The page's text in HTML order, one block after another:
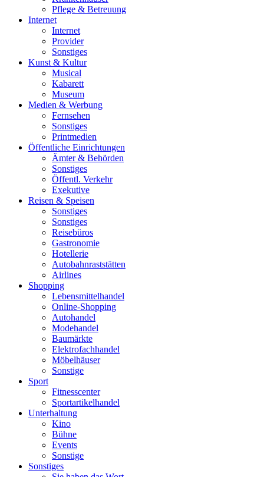
Pflege & Betreuung
Internet
Internet
Provider
Sonstiges
Kunst & Kultur
Musical
Kabarett
Museum
Medien & Werbung
Fernsehen
Sonstiges
Printmedien
Öffentliche Einrichtungen
Ämter & Behörden
Sonstiges
Öffentl. Verkehr
Exekutive
Reisen & Speisen
Sonstiges
Sonstiges
Reisebüros
Gastronomie
Hotellerie
Autobahnraststätten
Airlines
Shopping
Lebensmittelhandel
Online-Shopping
Autohandel
Modehandel
Baumärkte
Elektrofachhandel
Möbelhäuser
Sonstige
Sport
Fitnesscenter
Sportartikelhandel
Unterhaltung
Kino
Bühne
Events
Sonstige
Sonstiges